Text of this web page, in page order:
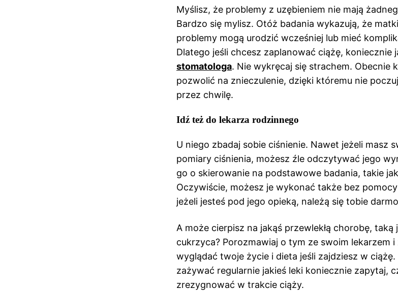
Myślisz, że problemy z uzębieniem nie mają
Bardzo się mylisz. Otóż badania wykazują, że
problemy mogą urodzić wcześniej lub mieć
Dlatego jeśli chcesz zaplanować ciążę, koniecznie
stomatologa. Nie wykręcaj się strachem. Obecnie
pozwolić na znieczulenie, dzięki któremu nie
przez chwilę.
Idź też do lekarza rodzinnego
U niego zbadaj sobie ciśnienie. Nawet jeżeli masz
pomiary ciśnienia, możesz źle odczytywać jego
go o skierowanie na podstawowe badania, takie
Oczywiście, możesz je wykonać także bez
jeżeli jesteś pod jego opieką, należą się tobie
A może cierpisz na jakąś przewlekłą chorobę, taką
cukrzyca? Porozmawiaj o tym ze swoim lekarzem
wyglądać twoje życie i dieta jeśli zajdziesz w
zażywać regularnie jakieś leki koniecznie zapytaj,
zrezygnować w trakcie ciąży.